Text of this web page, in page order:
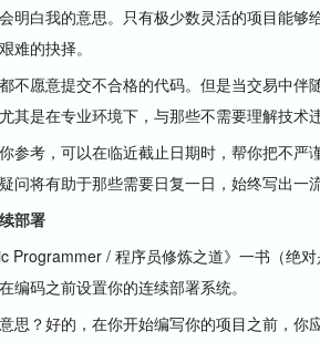
白我的意思。只有极少数灵活的项目能够
难的抉择。
愿意提交不合格的代码。但是当交易中伴
其是在专业环境下，与那些不需要理解技术
考，可以在临近截止日期时，帮你把不严
问将有助于那些需要日复一日，始终写出一
部署
/ 程序员修炼之道》一书（绝对
编码之前设置你的连续部署系统。
？好的，在你开始编写你的项目之前，你